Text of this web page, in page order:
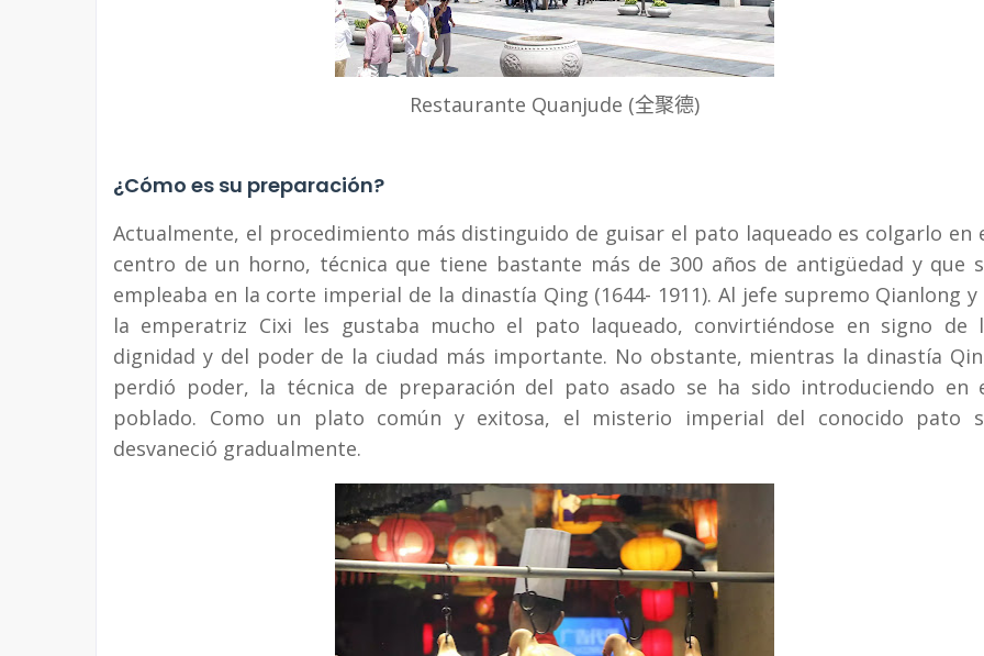
Restaurante Quanjude (全聚德)
¿Cómo es su preparación?
Actualmente, el procedimiento más distinguido de guisar el pato laqueado es colgarlo en
centro de un horno, técnica que tiene bastante más de 300 años de antigüedad y que
empleaba en la corte imperial de la dinastía Qing (1644- 1911). Al jefe supremo Qianlong y
la emperatriz Cixi les gustaba mucho el pato laqueado, convirtiéndose en signo de
dignidad y del poder de la ciudad más importante. No obstante, mientras la dinastía
perdió poder, la técnica de preparación del pato asado se ha sido introduciendo en
poblado. Como un plato común y exitosa, el misterio imperial del conocido pato
desvaneció gradualmente.